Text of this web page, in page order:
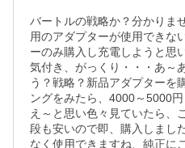
バートルの戦略か？分かりま
用のアダプターが使用できな
ーのみ購入し充電しようと思
気付き、がっくり・・・あ～
う？戦略？新品アダプターを
ングをみたら、4000～5000
え～と思い色々見ていたら、
段も安いので即、購入しまし
なく使用できますね、純正に